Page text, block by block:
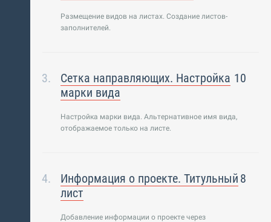
Размещение видов на листах. Создание листов-
заполнителей.
Сетка направляющих. Настройка
марки вида
10
Настройка марки вида. Альтернативное имя вида,
отображаемое только на листе.
Информация о проекте. Титульный
лист
8
Добавление информации о проекте через